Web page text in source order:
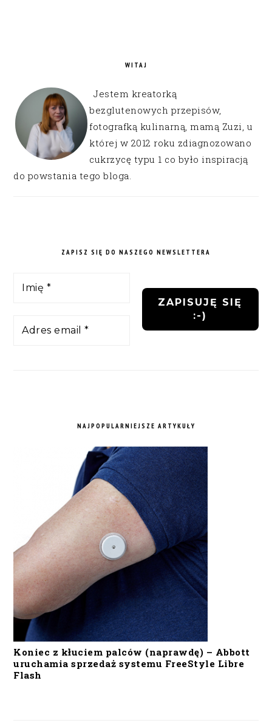
WITAJ
Jestem kreatorką
bezglutenowych przepisów,
fotografką kulinarną, mamą Zuzi, u
której w 2012 roku zdiagnozowano
cukrzycę typu 1 co było inspiracją
do powstania tego bloga.
ZAPISZ SIĘ DO NASZEGO NEWSLETTERA
NAJPOPULARNIEJSZE ARTYKUŁY
Koniec z kłuciem palców (naprawdę) – Abbott
uruchamia sprzedaż systemu FreeStyle Libre
Flash